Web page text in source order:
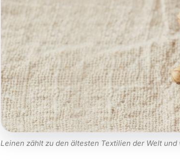
Leinen zählt zu den ältesten Textilien der Welt